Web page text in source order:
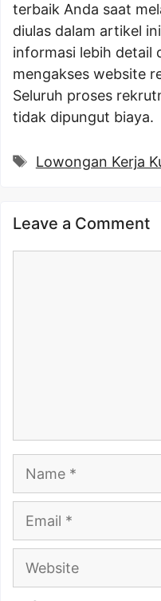
terbaik Anda saat
diulas dalam artikel
informasi lebih detail
mengakses website
Seluruh proses
tidak dipungut biaya.
Tags
Lowongan Kerja
Leave a Comment
Website